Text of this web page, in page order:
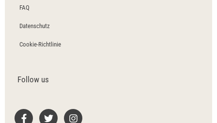
FAQ
Datenschutz
Cookie-Richtlinie
Follow us